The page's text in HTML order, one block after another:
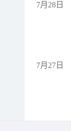
7月28日
7月27日